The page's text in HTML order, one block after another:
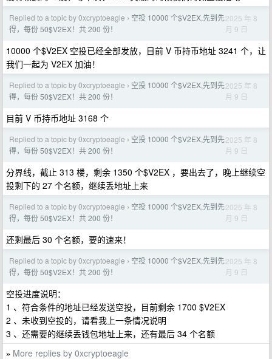
Replied to a topic by 0xcryptoeagle › 空投 10000 个$V2EX,先到先
得，每份 50$V2EX！共 200 份！
2025 年 8
月 9 日
10000 个$V2EX 空投已经全部发放，目前 V 币持币地址 3241 个，让
我们一起为 V2EX 加油！
Replied to a topic by 0xcryptoeagle › 空投 10000 个$V2EX,先到先
得，每份 50$V2EX！共 200 份！
2025 年 8
月 9 日
目前 V 币持币地址 3168 个
Replied to a topic by 0xcryptoeagle › 空投 10000 个$V2EX,先到先
得，每份 50$V2EX！共 200 份！
2025 年 8
月 9 日
分界线，截止 313 楼，剩余 1350 个$V2EX ，要出去了，晚上继续空
投剩下的 27 个名额，继续丢地址上来
Replied to a topic by 0xcryptoeagle › 空投 10000 个$V2EX,先到先
得，每份 50$V2EX！共 200 份！
2025 年 8
月 9 日
还剩最后 30 个名额，要的速来！
Replied to a topic by 0xcryptoeagle › 空投 10000 个$V2EX,先到先
得，每份 50$V2EX！共 200 份！
2025 年 8
月 9 日
空投进度说明：
1 、符合条件的地址已经发送空投，目前剩余 1700 $V2EX
2 、未收到空投的，请看我上一条情况说明
3 、还需要的继续丢钱包地址上来，还有最后 34 个名额
» More replies by 0xcryptoeagle